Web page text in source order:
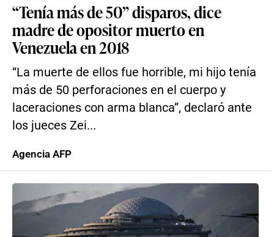
“Tenía más de 50” disparos, dice
madre de opositor muerto en
Venezuela en 2018
“La muerte de ellos fue horrible, mi hijo tenía
más de 50 perforaciones en el cuerpo y
laceraciones con arma blanca”, declaró ante
los jueces Zei...
Agencia AFP